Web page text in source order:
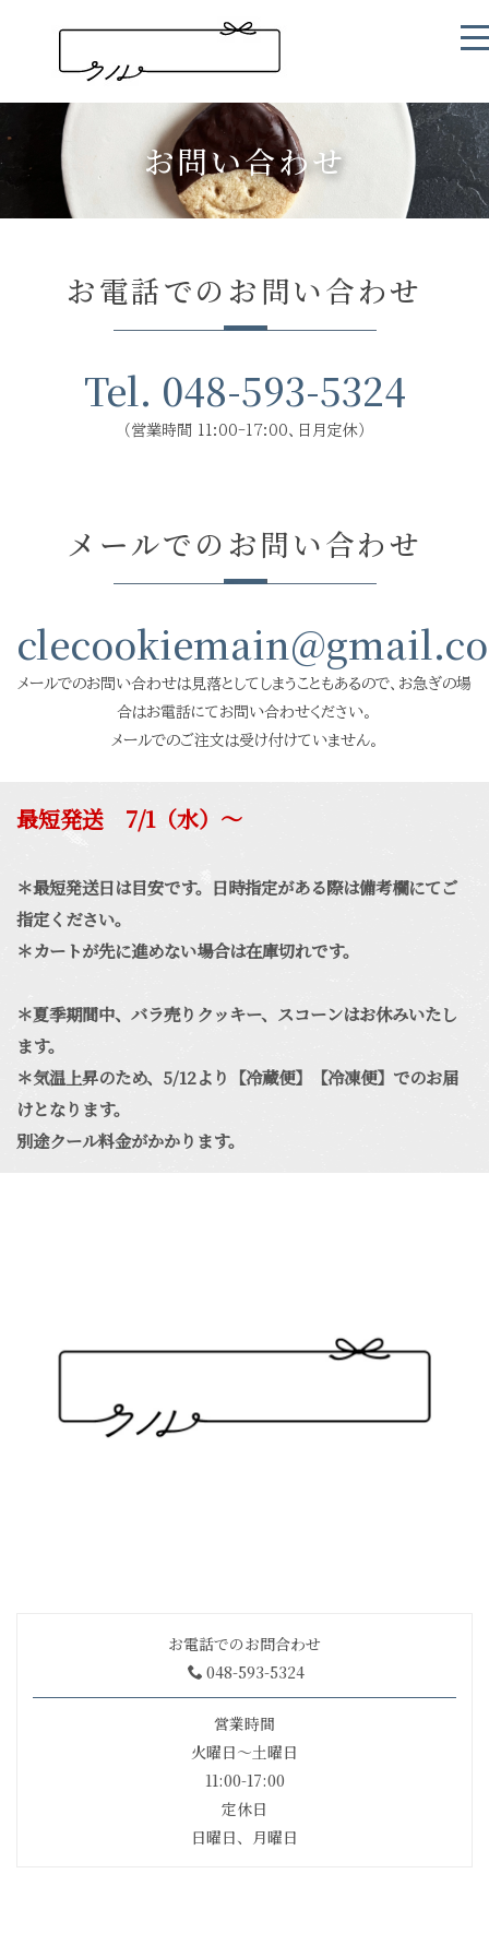
お問い合わせ
お電話でのお問い合わせ
Tel. 048-593-5324
（営業時間 11:00-17:00、日月定休）
メールでのお問い合わせ
メールでのお問い合わせは見落としてしまうこともあるので、お急ぎの場
合はお電話にてお問い合わせください。
メールでのご注文は受け付けていません。
最短発送 7/1（水）〜
＊最短発送日は目安です。日時指定がある際は備考欄にてご
指定ください。
＊カートが先に進めない場合は在庫切れです。
＊夏季期間中、バラ売りクッキー、スコーンはお休みいたし
ます。
＊気温上昇のため、5/12より【冷蔵便】【冷凍便】でのお届
けとなります。
別途クール料金がかかります。
お電話でのお問合わせ
048-593-5324
営業時間
火曜日〜土曜日
11:00-17:00
定休日
日曜日、月曜日